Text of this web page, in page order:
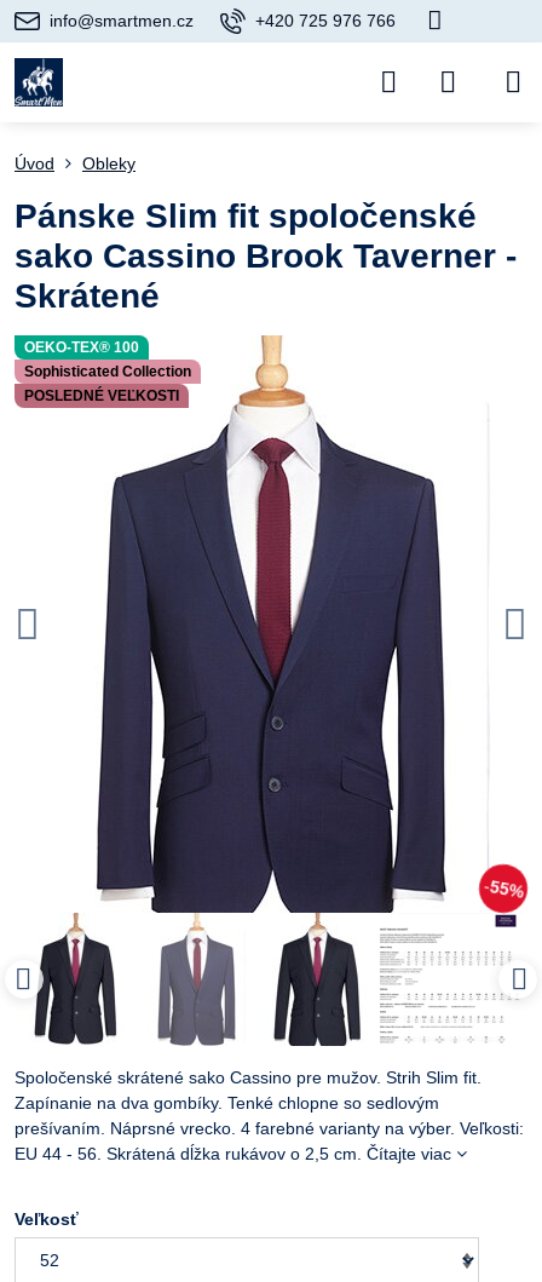
info@smartmen.cz +420 725 976 766
OEKO-TEX® 100
Sophisticated Collection
POSLEDNÉ VEĽKOSTI
55%
Úvod Obleky
Pánske Slim fit spoločenské
sako Cassino Brook Taverner -
Skrátené
Spoločenské skrátené sako Cassino pre mužov. Strih Slim fit.
Zapínanie na dva gombíky. Tenké chlopne so sedlovým
prešívaním. Náprsné vrecko. 4 farebné varianty na výber. Veľkosti:
EU 44 - 56. Skrátená dĺžka rukávov o 2,5 cm. Čítajte viac
Veľkosť